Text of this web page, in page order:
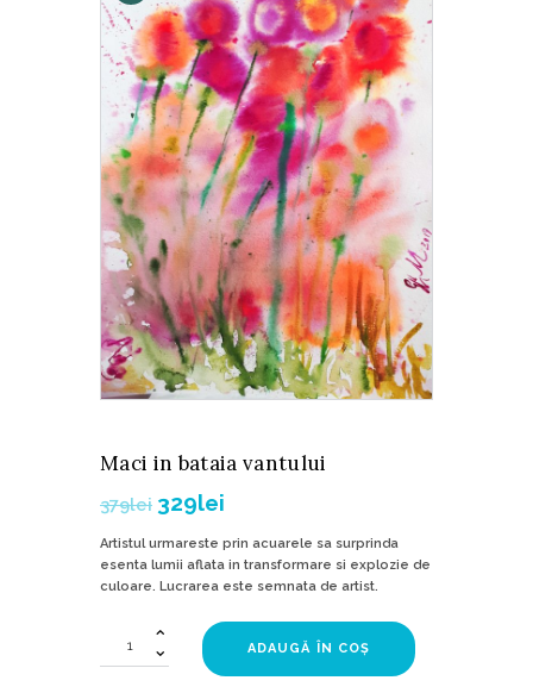
RI!
Maci in bataia vantului
379lei 329lei
Artistul urmareste prin acuarele sa surprinda
esenta lumii aflata in transformare si explozie de
culoare. Lucrarea este semnata de artist.
Cantitate
Maci
ADAUGĂ ÎN COȘ